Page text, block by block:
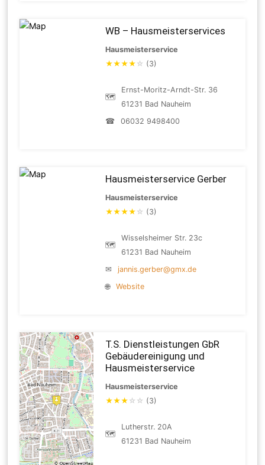
WB – Hausmeisterservices
Hausmeisterservice
★★★★ ☆ (3)
🗺
Ernst-Moritz-Arndt-Str. 36
61231 Bad Nauheim
☎
06032 9498400
Hausmeisterservice Gerber
Hausmeisterservice
★★★★ ☆ (3)
🗺
Wisselsheimer Str. 23c
61231 Bad Nauheim
✉
jannis.gerber@gmx.de
🌐
Website
T.S. Dienstleistungen GbR
Gebäudereinigung und
Hausmeisterservice
Hausmeisterservice
★★★ ☆ ☆ (3)
🗺
Lutherstr. 20A
61231 Bad Nauheim